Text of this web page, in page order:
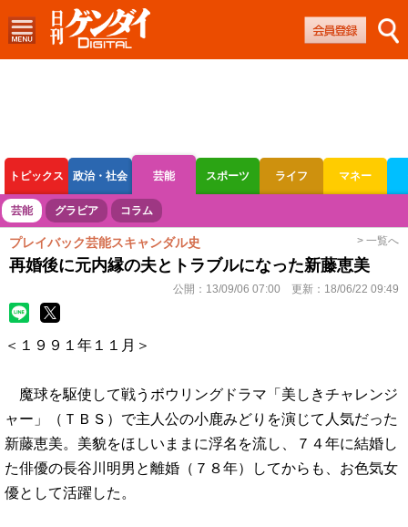
トピックス 政治・社会 芸能 スポーツ ライフ マネー
ボートレース 競輪 オートレース
芸能 グラビア コラム
プレイバック芸能スキャンダル史 > 一覧へ
再婚後に元内縁の夫とトラブルになった新藤恵美
公開： 13/09/06 07:00 更新： 18/06/22 09:49
＜１９９１年１１月＞
魔球を駆使して戦うボウリングドラマ「美しきチャレンジ
ャー」（ＴＢＳ）で主人公の小鹿みどりを演じて人気だった
新藤恵美。美貌をほしいままに浮名を流し、７４年に結婚し
た俳優の長谷川明男と離婚（７８年）してからも、お色気女
優として活躍した。